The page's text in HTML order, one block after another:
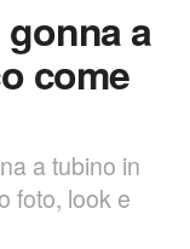
a
come
a tubino in
foto, look e